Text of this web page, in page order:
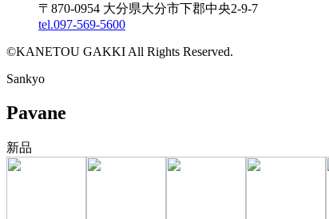
〒870-0954 大分県大分市下郡中央2-9-7
tel.097-569-5600
©KANETOU GAKKI All Rights Reserved.
Sankyo
Pavane
新品